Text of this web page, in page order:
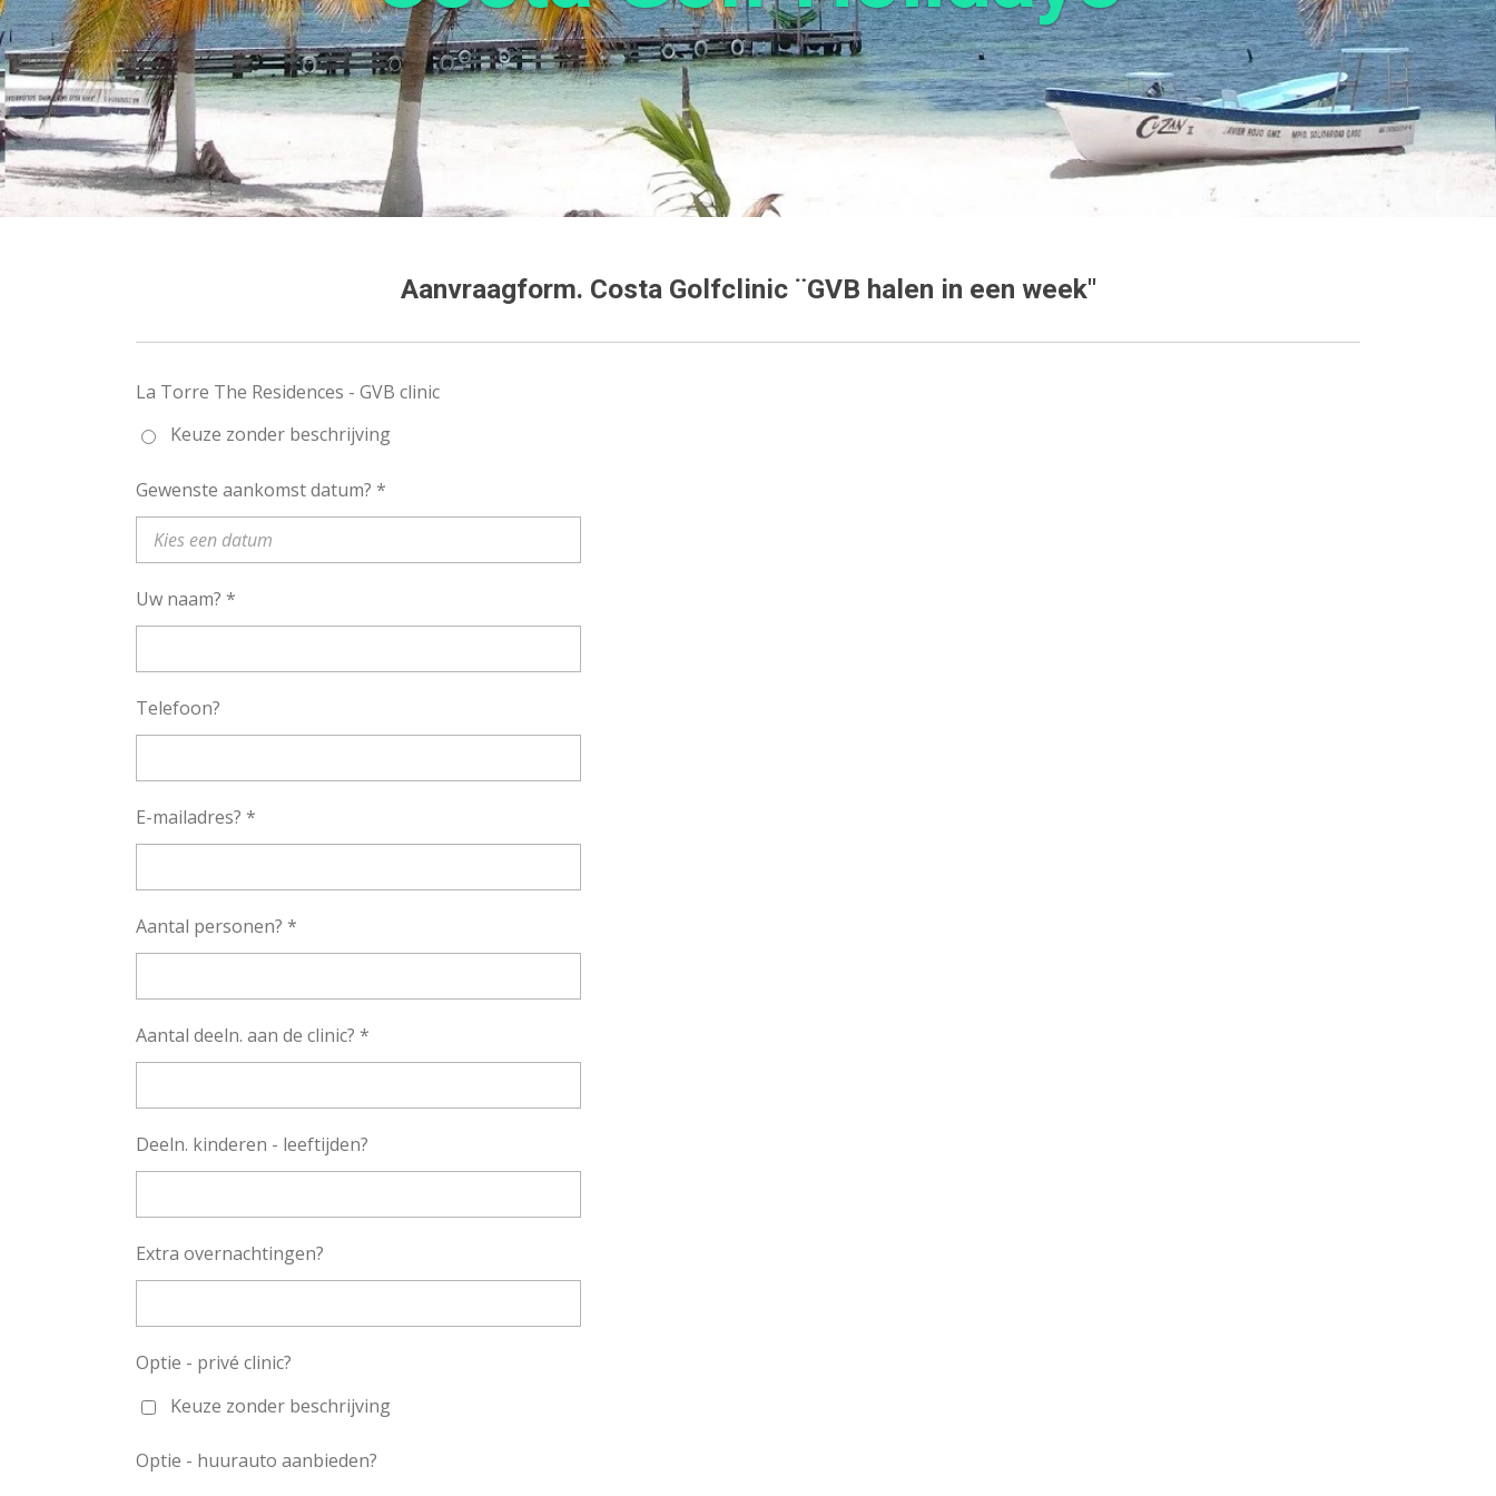
Aanvraagform. Costa Golfclinic ¨GVB halen in een week"
La Torre The Residences - GVB clinic
Keuze zonder beschrijving
Gewenste aankomst datum? *
Uw naam? *
Telefoon?
E-mailadres? *
Aantal personen? *
Aantal deeln. aan de clinic? *
Deeln. kinderen - leeftijden?
Extra overnachtingen?
Optie - privé clinic?
Keuze zonder beschrijving
Optie - huurauto aanbieden?